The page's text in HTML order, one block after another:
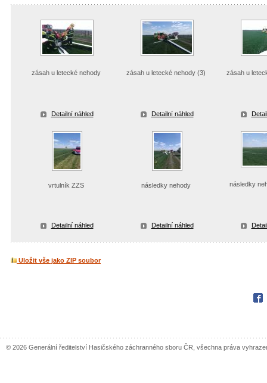
zásah u letecké nehody
Detailní náhled
zásah u letecké nehody (3)
Detailní náhled
zásah u
vrtulník ZZS
Detailní náhled
následky nehody
Detailní náhled
následky
Uložit vše jako ZIP soubor
© 2026 Generální ředitelství Hasičského záchranného sboru ČR, všechna práva